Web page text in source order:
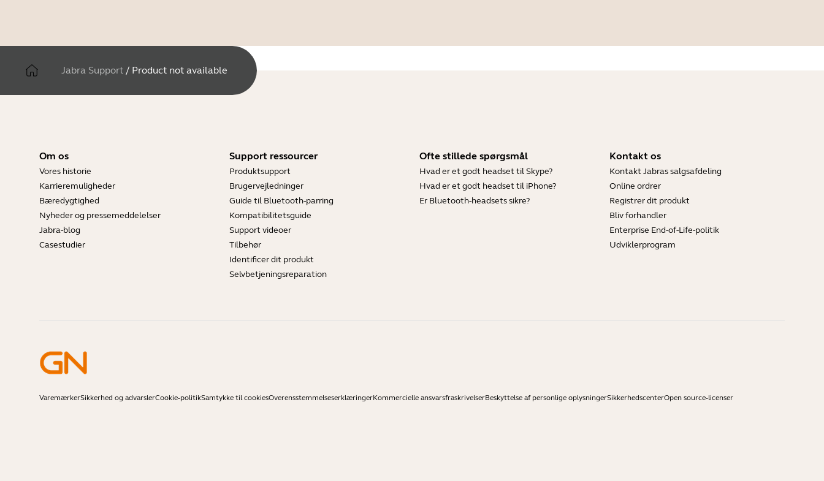
Jabra Support / Product not available
Om os
Vores historie
Karrieremuligheder
Bæredygtighed
Nyheder og pressemeddelelser
Jabra-blog
Casestudier
Support ressourcer
Produktsupport
Brugervejledninger
Guide til Bluetooth-parring
Kompatibilitetsguide
Support videoer
Tilbehør
Identificer dit produkt
Selvbetjeningsreparation
Ofte stillede spørgsmål
Hvad er et godt headset til Skype?
Hvad er et godt headset til iPhone?
Er Bluetooth-headsets sikre?
Kontakt os
Kontakt Jabras salgsafdeling
Online ordrer
Registrer dit produkt
Bliv forhandler
Enterprise End-of-Life-politik
Udviklerprogram
VaremærkerSikkerhed og advarslerCookie-politikSamtykke til cookiesOverensstemmelseserklæringerKommercielle ansvarsfraskrivelserBeskyttelse af personlige oplysningerSikkerhedscenterOpen source-licenser